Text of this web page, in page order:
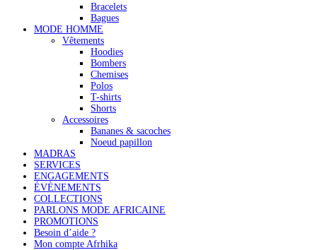
Bracelets
Bagues
MODE HOMME
Vêtements
Hoodies
Bombers
Chemises
Polos
T-shirts
Shorts
Accessoires
Bananes & sacoches
Noeud papillon
MADRAS
SERVICES
ENGAGEMENTS
ÉVÈNEMENTS
COLLECTIONS
PARLONS MODE AFRICAINE
PROMOTIONS
Besoin d’aide ?
Mon compte Afrhika